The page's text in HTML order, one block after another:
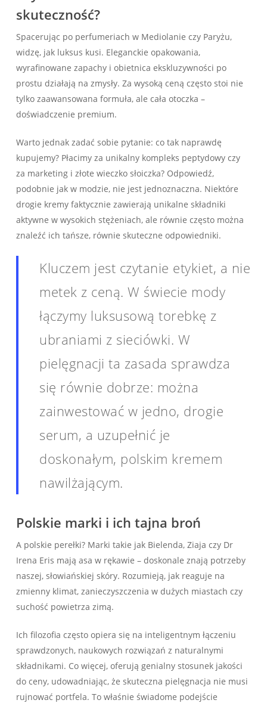
skuteczność?
Spacerując po perfumeriach w Mediolanie czy Paryżu,
widzę, jak luksus kusi. Eleganckie opakowania,
wyrafinowane zapachy i obietnica ekskluzywności po
prostu działają na zmysły. Za wysoką ceną często stoi nie
tylko zaawansowana formuła, ale cała otoczka –
doświadczenie premium.
Warto jednak zadać sobie pytanie: co tak naprawdę
kupujemy? Płacimy za unikalny kompleks peptydowy czy
za marketing i złote wieczko słoiczka? Odpowiedź,
podobnie jak w modzie, nie jest jednoznaczna. Niektóre
drogie kremy faktycznie zawierają unikalne składniki
aktywne w wysokich stężeniach, ale równie często można
znaleźć ich tańsze, równie skuteczne odpowiedniki.
Kluczem jest czytanie etykiet, a nie
metek z ceną. W świecie mody
łączymy luksusową torebkę z
ubraniami z sieciówki. W
pielęgnacji ta zasada sprawdza
się równie dobrze: można
zainwestować w jedno, drogie
serum, a uzupełnić je
doskonałym, polskim kremem
nawilżającym.
Polskie marki i ich tajna broń
A polskie perełki? Marki takie jak Bielenda, Ziaja czy Dr
Irena Eris mają asa w rękawie – doskonale znają potrzeby
naszej, słowiańskiej skóry. Rozumieją, jak reaguje na
zmienny klimat, zanieczyszczenia w dużych miastach czy
suchość powietrza zimą.
Ich filozofia często opiera się na inteligentnym łączeniu
sprawdzonych, naukowych rozwiązań z naturalnymi
składnikami. Co więcej, oferują genialny stosunek jakości
do ceny, udowadniając, że skuteczna pielęgnacja nie musi
rujnować portfela. To właśnie świadome podejście